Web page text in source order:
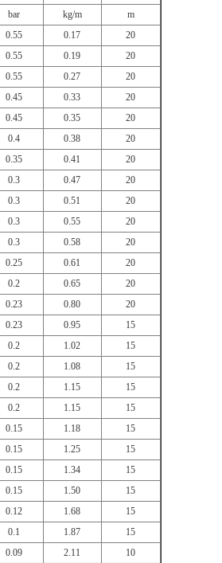
bar kg/m
m
0.55 0.17
20
0.55 0.19
20
0.55 0.27
20
0.45 0.33
20
0.45 0.35
20
0.4 0.38
20
0.35 0.41
20
0.3 0.47
20
0.3 0.51
20
0.3 0.55
20
0.3 0.58
20
0.25 0.61
20
0.2 0.65
20
0.23 0.80
20
0.23 0.95
15
0.2 1.02
15
0.2 1.08
15
0.2 1.15
15
0.2 1.15
15
0.15 1.18
15
0.15 1.25
15
0.15 1.34
15
0.15 1.50
15
0.12 1.68
15
0.1 1.87
15
0.09 2.11
10